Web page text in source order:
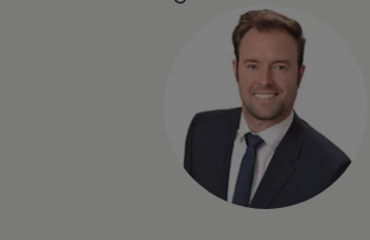
Elektromobilität
Volkswagen R
Pannen- und Unfallhilfe
Volkswagen Kundenbetreuung